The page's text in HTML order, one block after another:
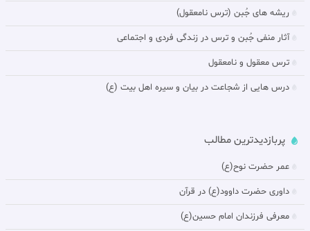
ريشه هاى جُبن (ترس نامعقول)
آثار منفى جُبن و ترس در زندگى فردى و اجتماعى‏
ترس معقول و نامعقول‏
درس هایی از شجاعت در بيان و سیره اهل بیت (ع)
پربازدیدترین مطالب
عمر حضرت نوح(ع)
داورى حضرت داوود(ع) در قرآن
معرفی فرزندان امام حسین(ع)